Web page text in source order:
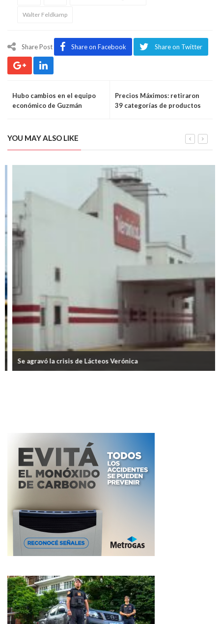
Walter Feldkamp
Share Post Share on Facebook Share on Twitter
Hubo cambios en el equipo
económico de Guzmán
Precios Máximos: retiraron
39 categorías de productos
YOU MAY ALSO LIKE
Se agravó la crisis de Lácteos Verónica